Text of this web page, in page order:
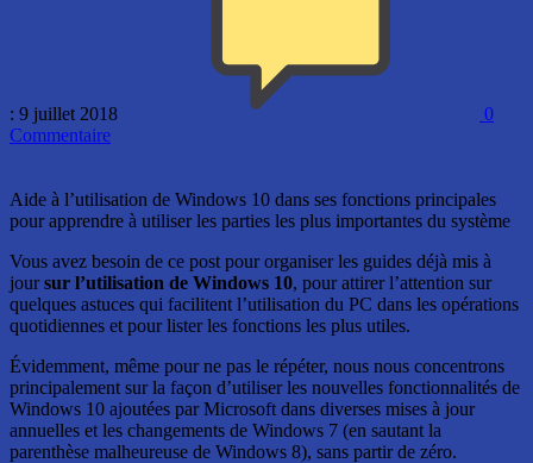
: 9 juillet 2018
0
Commentaire
Aide à l’utilisation de Windows 10 dans ses fonctions principales
pour apprendre à utiliser les parties les plus importantes du système
Vous avez besoin de ce post pour organiser les guides déjà mis à
joursur l’utilisation de Windows 10, pour attirer l’attention sur
quelques astuces qui facilitent l’utilisation du PC dans les opérations
quotidiennes et pour lister les fonctions les plus utiles.
Évidemment, même pour ne pas le répéter, nous nous concentrons
principalement sur la façon d’utiliser les nouvelles fonctionnalités de
Windows 10 ajoutées par Microsoft dans diverses mises à jour
annuelles et les changements de Windows 7 (en sautant la
parenthèse malheureuse de Windows 8), sans partir de zéro.